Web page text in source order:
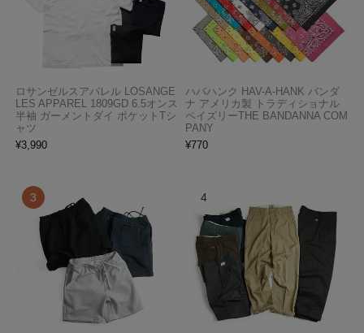
ロサンゼルスアパレル LOSANGE
LES APPAREL 1809GD 6.5オンス
半袖 ガーメントダイ ポケットTシ
ャツ
¥3,990
ハバハンク HAV-A-HANK バンダ
ナ アメリカ製 トラディショナル
ペイズリーTHE BANDANNA COM
PANY
¥770